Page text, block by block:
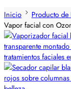
Inicio
Producto de
Vapor facial con